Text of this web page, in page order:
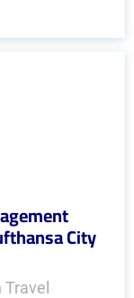
City